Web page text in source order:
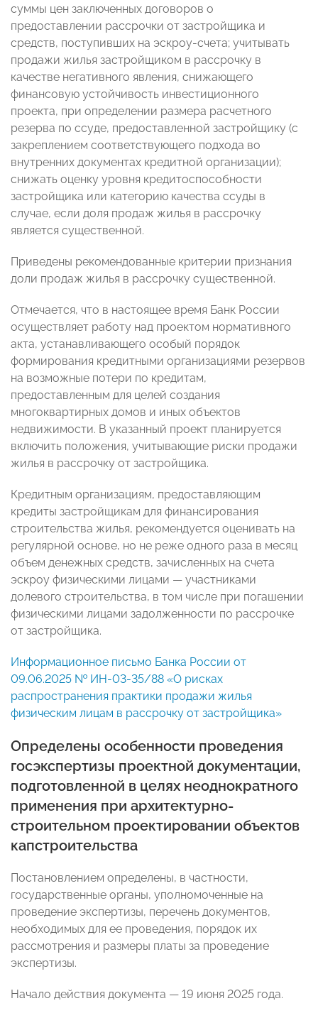
суммы цен заключенных договоров о
предоставлении рассрочки от застройщика и
средств, поступивших на эскроу-счета; учитывать
продажи жилья застройщиком в рассрочку в
качестве негативного явления, снижающего
финансовую устойчивость инвестиционного
проекта, при определении размера расчетного
резерва по ссуде, предоставленной застройщику (с
закреплением соответствующего подхода во
внутренних документах кредитной организации);
снижать оценку уровня кредитоспособности
застройщика или категорию качества ссуды в
случае, если доля продаж жилья в рассрочку
является существенной.
Приведены рекомендованные критерии признания
доли продаж жилья в рассрочку существенной.
Отмечается, что в настоящее время Банк России
осуществляет работу над проектом нормативного
акта, устанавливающего особый порядок
формирования кредитными организациями резервов
на возможные потери по кредитам,
предоставленным для целей создания
многоквартирных домов и иных объектов
недвижимости. В указанный проект планируется
включить положения, учитывающие риски продажи
жилья в рассрочку от застройщика.
Кредитным организациям, предоставляющим
кредиты застройщикам для финансирования
строительства жилья, рекомендуется оценивать на
регулярной основе, но не реже одного раза в месяц
объем денежных средств, зачисленных на счета
эскроу физическими лицами — участниками
долевого строительства, в том числе при погашении
физическими лицами задолженности по рассрочке
от застройщика.
Информационное письмо Банка России от
09.06.2025 № ИН-03-35/88 «О рисках
распространения практики продажи жилья
физическим лицам в рассрочку от застройщика»
Определены особенности проведения
госэкспертизы проектной документации,
подготовленной в целях неоднократного
применения при архитектурно-
строительном проектировании объектов
капстроительства
Постановлением определены, в частности,
государственные органы, уполномоченные на
проведение экспертизы, перечень документов,
необходимых для ее проведения, порядок их
рассмотрения и размеры платы за проведение
экспертизы.
Начало действия документа — 19 июня 2025 года.